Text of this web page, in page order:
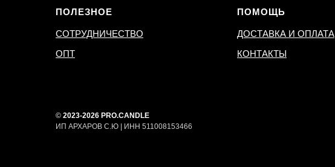
ПОЛЕЗНОЕ
СОТРУДНИЧЕСТВО
ОПТ
ПОМОЩЬ
ДОСТАВКА И ОПЛАТА
КОНТАКТЫ
© 2023-2026 PRO.CANDLE
ИП АРХАРОВ С.Ю | ИНН 511008153466